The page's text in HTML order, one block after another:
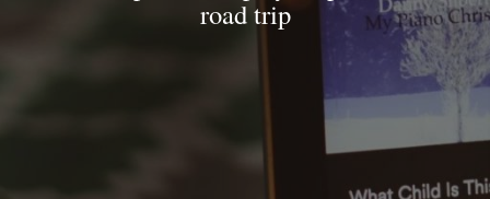
road trip